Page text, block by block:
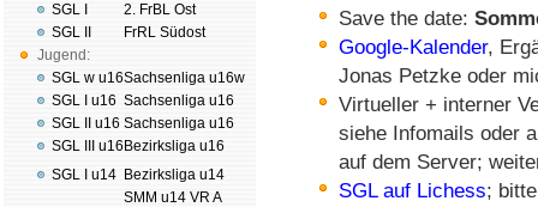
SGL I
SGL II
Jugend:
SGL w u16
SGL I u16
SGL II u16
SGL III u16
SGL I u14
2. FrBL Ost
FrRL Südost
Sachsenliga u16w
Sachsenliga u16
Sachsenliga u16
Bezirksliga u16
Bezirksliga u14
SMM u14 VR A
Save the date:
Google-Kalender,
Jonas Petzke oder
Virtueller + interner
siehe Infomails oder
auf dem Server;
SGL auf Lichess;